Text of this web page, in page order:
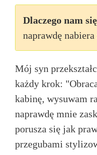
Dlaczego nam
naprawdę
Mój syn
każdy krok:
kabinę, wysuwam
naprawdę mnie
porusza się jak
przegubami